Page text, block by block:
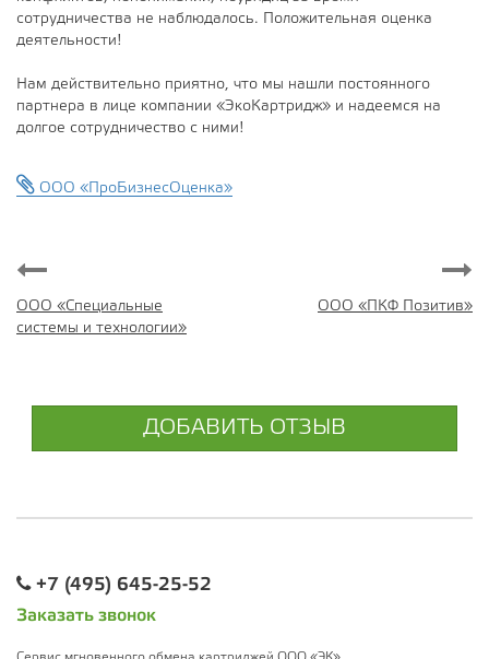
сотрудничества не наблюдалось. Положительная оценка
деятельности!
Нам действительно приятно, что мы нашли постоянного
партнера в лице компании «ЭкоКартридж» и надеемся на
долгое сотрудничество с ними!
ООО «ПроБизнесОценка»
ООО «Специальные
системы и технологии»
ООО «ПКФ Позитив»
ДОБАВИТЬ ОТЗЫВ
+7 (495) 645-25-52
Заказать звонок